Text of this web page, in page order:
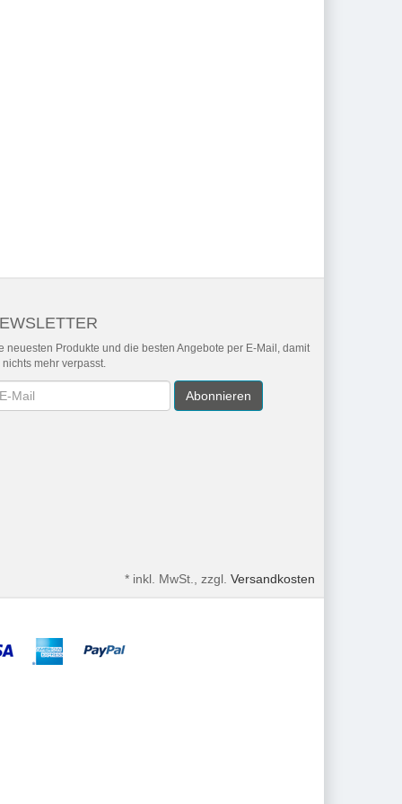
neuesten Produkte und die besten Angebote per E-Mail, damit
nichts mehr verpasst.
Abonnieren
* inkl. MwSt., zzgl. Versandkosten